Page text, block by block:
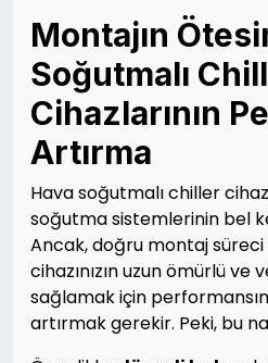
Montajın
Soğutmalı
Cihazlarının
Artırma
Hava soğutmalı chiller
soğutma sistemlerinin bel
Ancak, doğru montaj süreci
cihazınızın uzun ömürlü ve
sağlamak için
artırmak gerekir. Peki, bu